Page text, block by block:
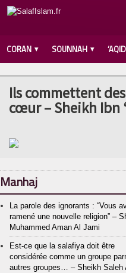
CORAN SOUNNAH
Ils commettent
cœur – Sheikh Ibn
Manhaj
La parole des ignorants : “Vous
ramené une nouvelle religion” –
Muhammed Aman Al Jami
Est-ce que la salafiya doit être
considérée comme un groupe
autres groupes… – Sheikh Saleh